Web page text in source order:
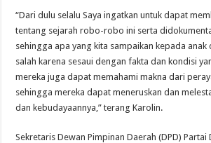
“Dari dulu selalu Saya ingatkan untuk dapat
tentang sejarah robo-robo ini serta
sehingga apa yang kita sampaikan kepada anak
salah karena sesaui dengan fakta dan kondisi
mereka juga dapat memahami makna dari
sehingga mereka dapat meneruskan dan
dan kebudayaannya,” terang Karolin.
Sekretaris Dewan Pimpinan Daerah (DPD)